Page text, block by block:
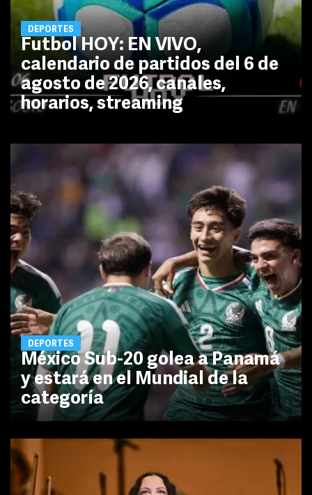
DEPORTES
Futbol HOY: EN VIVO,
calendario de partidos del 6 de
agosto de 2026, canales,
horarios, streaming
DEPORTES
México Sub-20 golea a Panamá
y estará en el Mundial de la
categoría